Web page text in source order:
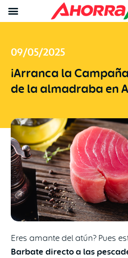
09/05/2025
¡Arranca la
de la almadraba en
Eres amante del atún? Pues
Barbate directo a las